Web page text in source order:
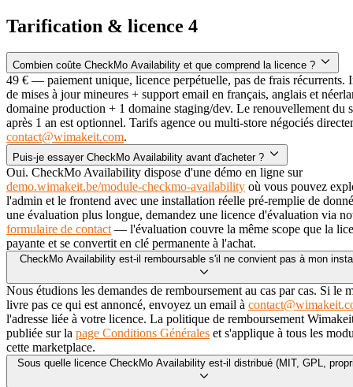
Tarification & licence 4
Combien coûte CheckMo Availability et que comprend la licence ?
49 € — paiement unique, licence perpétuelle, pas de frais récurrents.
de mises à jour mineures + support email en français, anglais et
domaine production + 1 domaine staging/dev. Le renouvellement du
après 1 an est optionnel. Tarifs agence ou multi-store négociés
contact@wimakeit.com.
Puis-je essayer CheckMo Availability avant d'acheter ?
Oui. CheckMo Availability dispose d'une démo en ligne sur
demo.wimakeit.be/module-checkmo-availability où vous pouvez
l'admin et le frontend avec une installation réelle pré-remplie de
une évaluation plus longue, demandez une licence d'évaluation via
formulaire de contact— l'évaluation couvre la même scope que la
payante et se convertit en clé permanente à l'achat.
CheckMo Availability est-il remboursable s'il ne convient pas à mon
Nous étudions les demandes de remboursement au cas par cas. Si le
livre pas ce qui est annoncé, envoyez un email à
l'adresse liée à votre licence. La politique de remboursement
publiée sur la page Conditions Générales et s'applique à tous les
cette marketplace.
Sous quelle licence CheckMo Availability est-il distribué (MIT, GPL,